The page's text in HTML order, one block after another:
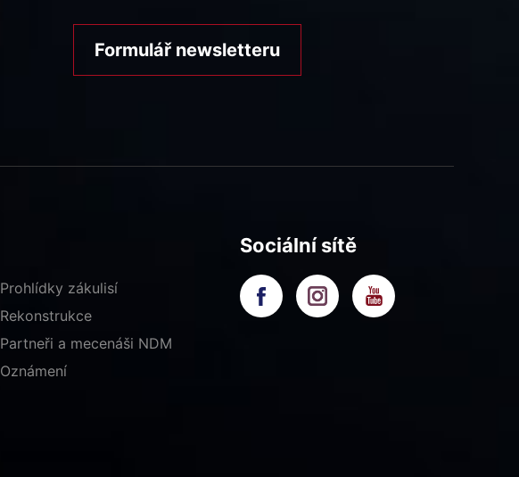
Formulář newsletteru
Prohlídky zákulisí
Rekonstrukce
Partneři a mecenáši NDM
Oznámení
Sociální sítě